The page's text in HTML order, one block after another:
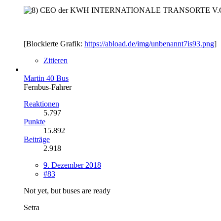
CEO der KWH INTERNATIONALE TRANSORTE
[Blockierte Grafik: https://abload.de/img/unbenannt7is93.png]
Zitieren
Martin 40 Bus
Fernbus-Fahrer
Reaktionen
5.797
Punkte
15.892
Beiträge
2.918
9. Dezember 2018
#83
Not yet, but buses are ready
Setra